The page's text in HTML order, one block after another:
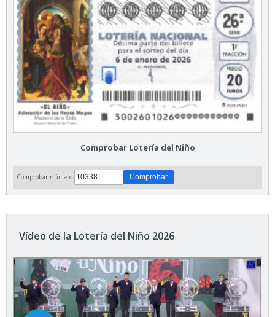
Comprobar Lotería del Niño
Comprobar número:
Vídeo de la Lotería del Niño 2026